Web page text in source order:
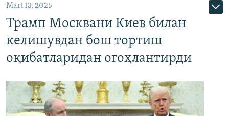
Mart 13, 2025
Трамп Москвани Киев билан
келишувдан бош тортиш
оқибатларидан огоҳлантирди